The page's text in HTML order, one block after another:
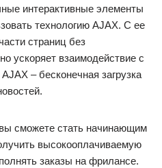
интерактивные элементы
технологию AJAX. С ее
страниц без
ускоряет взаимодействие с
– бесконечная загрузка
сможете стать начинающим
высокооплачиваемую
заказы на фрилансе.